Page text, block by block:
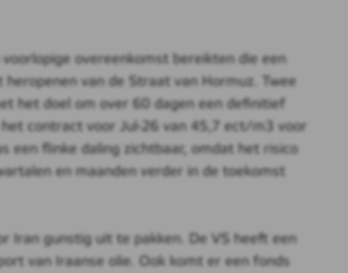
overeenkomst bereikten die een
van de Straat van Hormuz. Twee
het doel om over 60 dagen een definitief
contract voor Jul-26 van 45,7 ect/m3 voor
een flinke daling zichtbaar, omdat het risico
en maanden verder in de toekomst
Iran gunstig uit te pakken. De VS heeft een
van Iraanse olie. Ook komt er een fonds